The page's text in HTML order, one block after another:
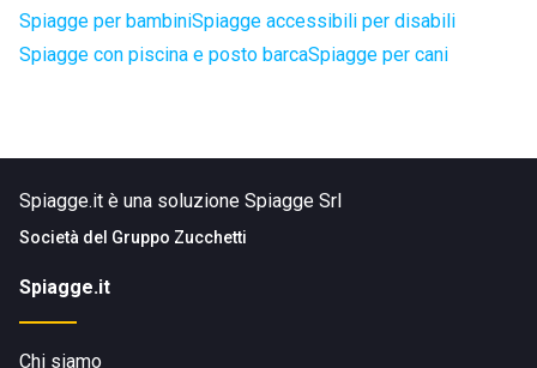
Spiagge per bambiniSpiagge accessibili per disabili
Spiagge con piscina e posto barcaSpiagge per cani
Spiagge.it è una soluzione Spiagge Srl
Società del Gruppo Zucchetti
Spiagge.it
Chi siamo